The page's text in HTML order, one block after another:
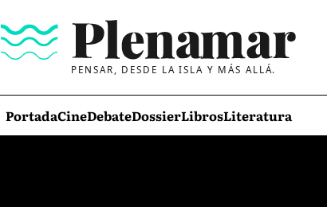
PENSAR, DESDE LA ISLA Y MÁS ALLÁ.
PortadaCineDebateDossierLibrosLiteratura